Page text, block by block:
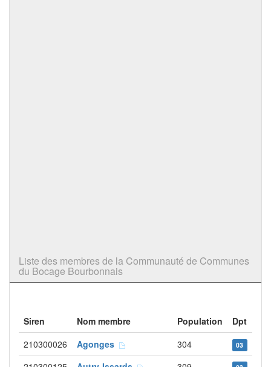
Liste des membres de la Communauté de Communes
du Bocage Bourbonnais
Siren Nom membre Population
Dpt
210300026
Agonges 304 03